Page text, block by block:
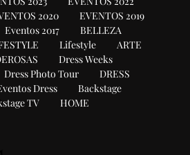
2020
EVENTOS 2019
Eventos 2017
BELLEZA
Lifestyle
ARTE
Dress Weeks
Dress Photo Tour
DRESS
Dress
Backstage
TV
HOME